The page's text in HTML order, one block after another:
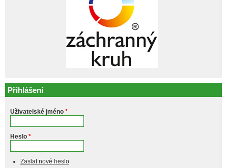
Přihlášení
Uživatelské jméno *
Heslo *
Zaslat nové heslo